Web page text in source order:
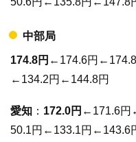
中部局
174.8円 ←174.6円
←134.2円←144.8円
愛知 ： 172.0円 ←171.6
50.1円←133.1円←143.6